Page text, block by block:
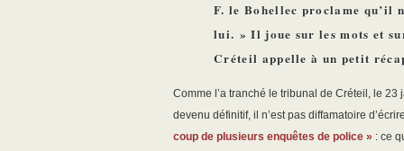
F. le Bohellec proclame qu’il
lui. » Il joue sur les mots et
Créteil appelle à un petit
Comme l’a tranché le tribunal de Créteil, le
devenu définitif, il n’est pas diffamatoire
coup de plusieurs enquêtes de police » : ce